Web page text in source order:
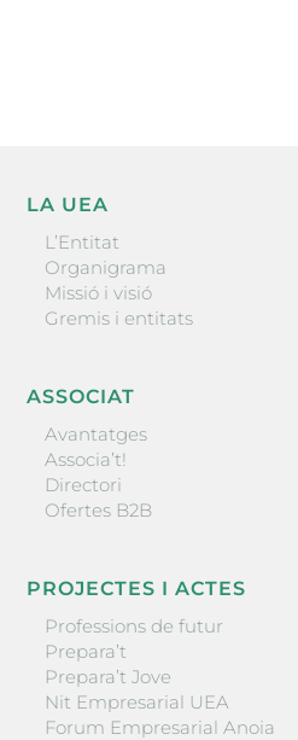
LA UEA
L’Entitat
Organigrama
Missió i visió
Gremis i entitats
ASSOCIAT
Avantatges
Associa’t!
Directori
Ofertes B2B
PROJECTES I ACTES
Professions de futur
Prepara’t
Prepara’t Jove
Nit Empresarial UEA
Forum Empresarial Anoia